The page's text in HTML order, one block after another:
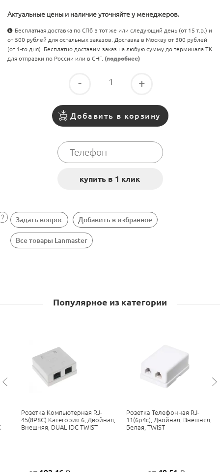
Актуальные цены и наличие уточняйте у менеджеров.
Бесплатная доставка по СПб в тот же или следующий день (от 15 т.р.) и
от 500 рублей для остальных заказов. Доставка в Москву от 300 рублей
(от 1-го дня). Бесплатно доставим заказ на любую сумму до терминала ТК
для отправки по России или в СНГ. (подробнее)
- +
Добавить в корзину
Задать вопрос Добавить в избранное
Все товары Lanmaster
Популярное из категории
Розетка Компьютерная RJ-
45(8P8C) Категория 6, Двойная,
Внешняя, DUAL IDC TWIST
Розетка Телефонная RJ-
11(6p4c), Двойная, Внешняя,
Белая, TWIST